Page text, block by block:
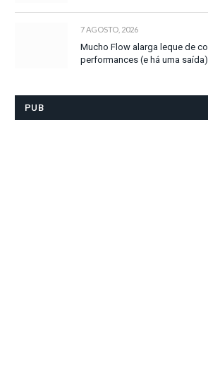
7 AGOSTO, 2026
Mucho Flow alarga leque de
performances (e há uma saída)
PUB